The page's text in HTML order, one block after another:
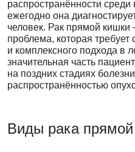
распространённости
ежегодно она
человек. Рак прямой
проблема, которая
и комплексного подхода в
значительная часть
на поздних стадиях
распространённостью
Виды ракапрямой